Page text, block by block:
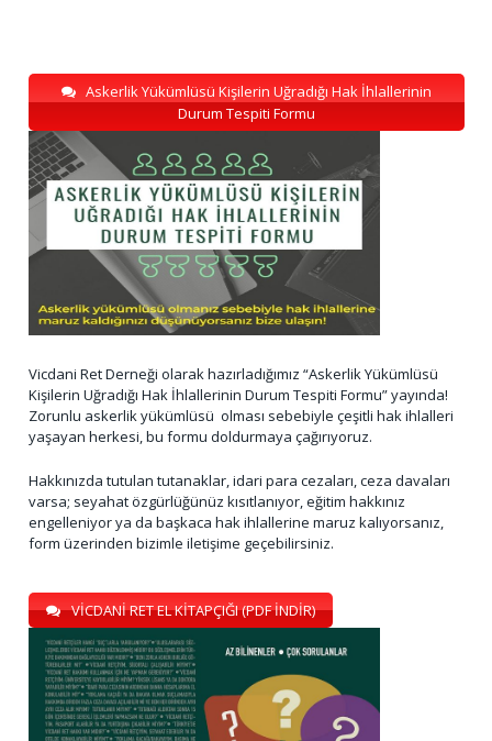
Askerlik Yükümlüsü Kişilerin Uğradığı Hak İhlallerinin
Durum Tespiti Formu
Vicdani Ret Derneği olarak hazırladığımız “Askerlik Yükümlüsü
Kişilerin Uğradığı Hak İhlallerinin Durum Tespiti Formu” yayında!
Zorunlu askerlik yükümlüsü olması sebebiyle çeşitli hak ihlalleri
yaşayan herkesi, bu formu doldurmaya çağırıyoruz.
Hakkınızda tutulan tutanaklar, idari para cezaları, ceza davaları
varsa; seyahat özgürlüğünüz kısıtlanıyor, eğitim hakkınız
engelleniyor ya da başkaca hak ihlallerine maruz kalıyorsanız,
form üzerinden bizimle iletişime geçebilirsiniz.
VİCDANİ RET EL KİTAPÇIĞI (PDF İNDİR)